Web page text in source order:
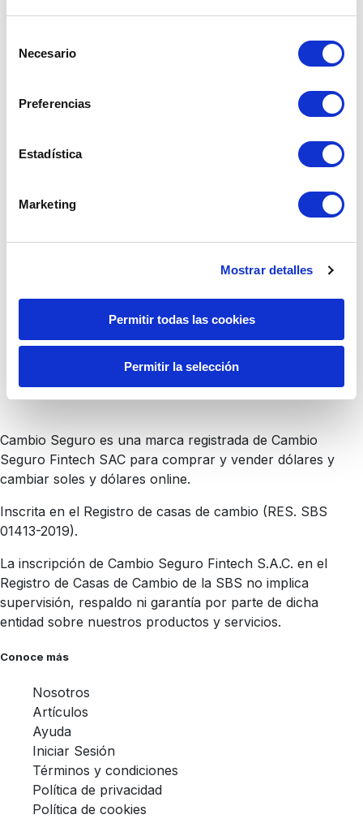
Necesario
Preferencias
Estadística
Marketing
Mostrar detalles
Permitir todas las cookies
Permitir la selección
$
soles. Hacer clic
Cambio Seguro es una marca registrada de Cambio
Seguro Fintech SAC para comprar y vender dólares y
cambiar soles y dólares online.
Inscrita en el Registro de casas de cambio (RES. SBS
01413-2019).
La inscripción de Cambio Seguro Fintech S.A.C. en el
Registro de Casas de Cambio de la SBS no implica
supervisión, respaldo ni garantía por parte de dicha
entidad sobre nuestros productos y servicios.
Conoce más
Nosotros
Artículos
Ayuda
Iniciar Sesión
Términos y condiciones
Política de privacidad
Política de cookies